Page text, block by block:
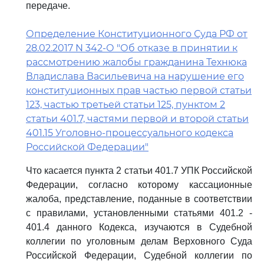
передаче.
Определение Конституционного Суда РФ от
28.02.2017 N 342-О "Об отказе в принятии к
рассмотрению жалобы гражданина Технюка
Владислава Васильевича на нарушение его
конституционных прав частью первой статьи
123, частью третьей статьи 125, пунктом 2
статьи 401.7, частями первой и второй статьи
401.15 Уголовно-процессуального кодекса
Российской Федерации"
Что касается пункта 2 статьи 401.7 УПК Российской
Федерации, согласно которому кассационные
жалоба, представление, поданные в соответствии
с правилами, установленными статьями 401.2 -
401.4 данного Кодекса, изучаются в Судебной
коллегии по уголовным делам Верховного Суда
Российской Федерации, Судебной коллегии по